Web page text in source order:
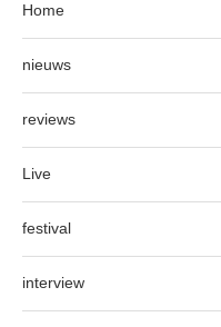
Home
nieuws
reviews
Live
festival
interview